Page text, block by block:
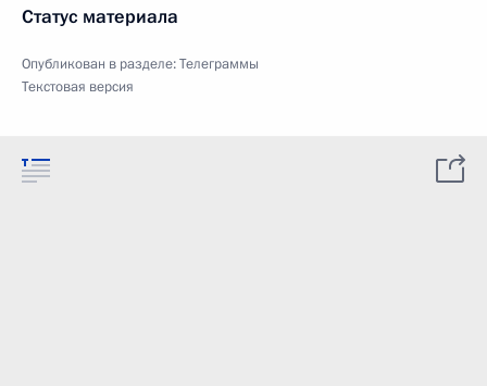
Статус материала
Опубликован в разделе:Телеграммы
Текстовая версия